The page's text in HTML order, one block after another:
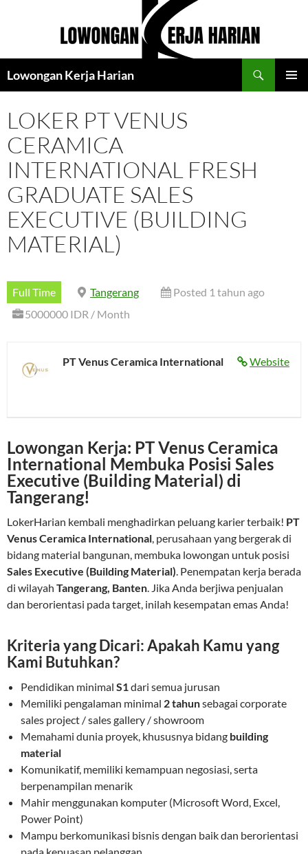
Lowongan Kerja Harian
LOKER PT VENUS
CERAMICA
INTERNATIONAL FRESH
GRADUATE SALES
EXECUTIVE (BUILDING
MATERIAL)
Full Time Tangerang
Posted 1 tahun ago
5000000 IDR / Month
Website
PT Venus Ceramica International
Lowongan Kerja: PT Venus Ceramica
International Membuka Posisi Sales
Executive (Building Material) di
Tangerang!
LokerHarian kembali menghadirkan peluang karier terbaik! PT
Venus Ceramica International, perusahaan yang bergerak di
bidang material bangunan, membuka lowongan untuk posisi
Sales Executive (Building Material). Penempatan kerja berada
di wilayah Tangerang, Banten. Jika Anda berjiwa penjualan
dan berorientasi pada target, inilah kesempatan emas Anda!
Kriteria yang Dicari: Apakah Kamu yang
Kami Butuhkan?
Pendidikan minimal S1dari semua jurusan
Memiliki pengalaman minimal 2 tahunsebagai corporate
sales project / sales gallery / showroom
Memahami dunia proyek, khususnya bidang building
material
Komunikatif, memiliki kemampuan negosiasi, serta
berpenampilan menarik
Mahir menggunakan komputer (Microsoft Word, Excel,
Power Point)
Mampu berkomunikasi bisnis dengan baik dan berorientasi